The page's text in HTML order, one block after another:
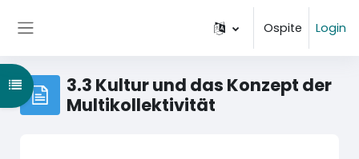
Ospite Login
3.3 Kultur und das Konzept der
Multikollektivität
Apri indice del corso